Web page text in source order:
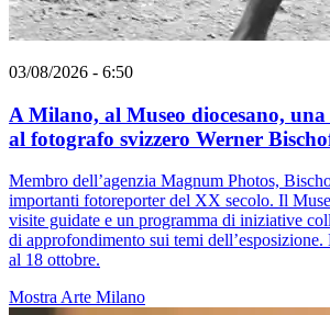
03/08/2026 - 6:50
A Milano, al Museo diocesano,
al fotografo svizzero Werner
Membro dell’agenzia Magnum Photos,
importanti fotoreporter del XX secolo. Il
visite guidate e un programma di iniziative
di approfondimento sui temi
al 18 ottobre.
Mostra Arte Milano